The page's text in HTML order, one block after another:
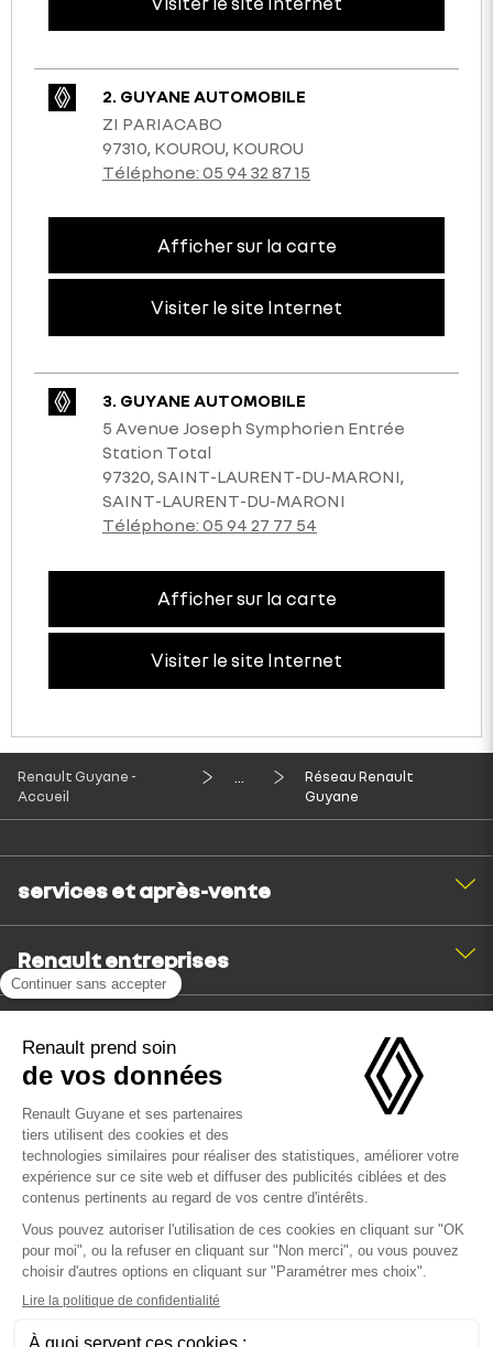
2. GUYANE AUTOMOBILE
ZI PARIACABO
97310, KOUROU, KOUROU
Téléphone: 05 94 32 87 15
Afficher sur la carte
Visiter le site Internet
3. GUYANE AUTOMOBILE
5 Avenue Joseph Symphorien Entrée
Station Total
97320, SAINT-LAURENT-DU-MARONI,
SAINT-LAURENT-DU-MARONI
Téléphone: 05 94 27 77 54
Afficher sur la carte
Visiter le site Internet